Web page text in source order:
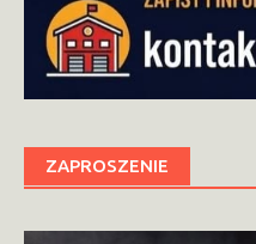
ZAPROSZENIE